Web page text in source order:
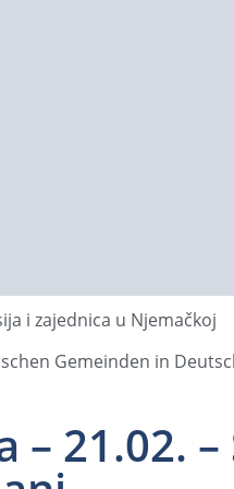
i zajednica u Njemačkoj
Gemeinden in
– 21.02. –